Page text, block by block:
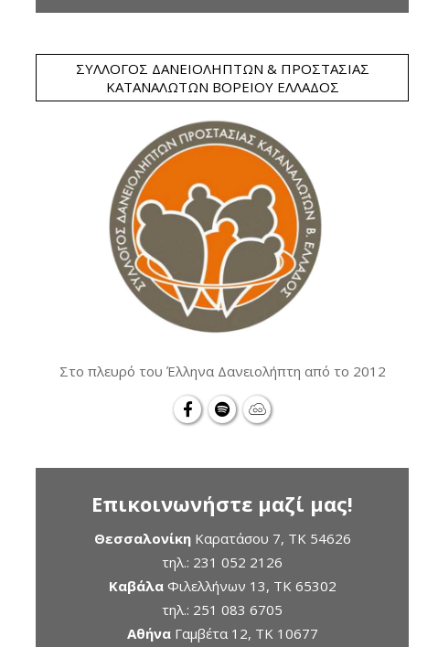
ΣΎΛΛΟΓΟΣ ΔΑΝΕΙΟΛΗΠΤΏΝ & ΠΡΟΣΤΑΣΊΑΣ
ΚΑΤΑΝΑΛΩΤΏΝ ΒΟΡΕΊΟΥ ΕΛΛΆΔΟΣ
Στο πλευρό του Έλληνα Δανειολήπτη από το 2012
Επικοινωνήστε μαζί μας!
ΘεσσαλονίκηΚαρατάσου 7, TK 54626
τηλ.: 231 052 2126
ΚαβάλαΦιλελλήνων 13, ΤΚ 65302
τηλ.: 251 083 6705
ΑθήναΓαμβέτα 12, ΤΚ 10677